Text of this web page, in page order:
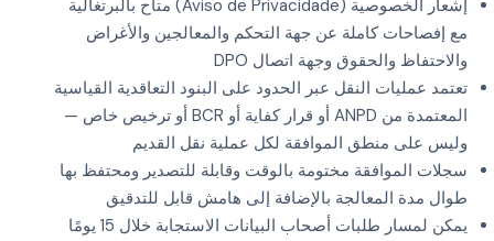
إشعار الخصوصية (Aviso de Privacidade) متاح بالبرتغالية
مع إفصاحات كاملة عن جهة التحكم والمعالجين والأغراض
والاحتفاظ والحقوق وجهة اتصال DPO
تعتمد عمليات النقل عبر الحدود على البنود التعاقدية القياسية
المعتمدة من ANPD أو قرار كفاية أو BCR أو ترخيص خاص —
وليس على منطق الموافقة لكل عملية نقل القديم
سجلات الموافقة مختومة بالوقت وقابلة للتصدير ومحتفظ بها
طوال مدة المعالجة بالإضافة إلى هامش قابل للتدقيق
يمكن لمسار طلبات أصحاب البيانات الاستجابة خلال 15 يومًا